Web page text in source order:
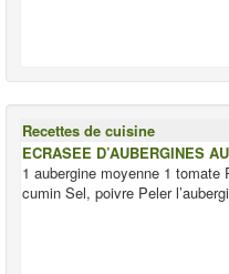
Recettes de cuisine
ECRASEE D’AUBERGINES
1 aubergine moyenne 1
cumin Sel, poivre Peler